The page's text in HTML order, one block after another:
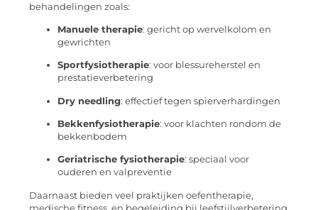
behandelingen zoals:
Manuele therapie: gericht op wervelkolom en
gewrichten
Sportfysiotherapie: voor blessureherstel en
prestatieverbetering
Dry needling: effectief tegen spierverhardingen
Bekkenfysiotherapie: voor klachten rondom de
bekkenbodem
Geriatrische fysiotherapie: speciaal voor
ouderen en valpreventie
Daarnaast bieden veel praktijken oefentherapie,